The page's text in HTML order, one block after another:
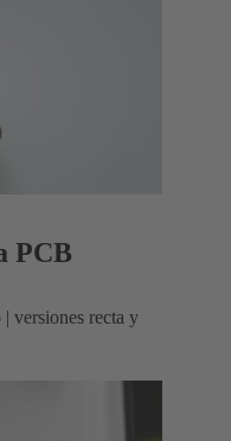
PCB
versiones recta y